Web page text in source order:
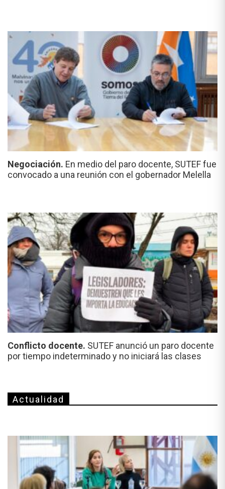
Negociación. En medio del paro docente, SUTEF fue
convocado a una reunión con el gobernador Melella
Conflicto docente. SUTEF anunció un paro docente
por tiempo indeterminado y no iniciará las clases
Actualidad